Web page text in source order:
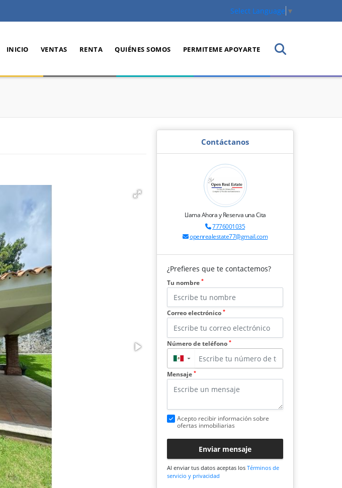
Select Language ▼
INICIO VENTAS RENTA QUIÉNES SOMOS PERMITEME APOYARTE
Contáctanos
Llama Ahora y Reserva una Cita
7776001035
openrealestate77@gmail.com
¿Prefieres que te contactemos?
Tu nombre *
Correo electrónico *
Número de teléfono *
▼
Mensaje *
Acepto recibir información sobre
ofertas inmobiliarias
Enviar mensaje
Al enviar tus datos aceptas los Términos de
servicio y privacidad